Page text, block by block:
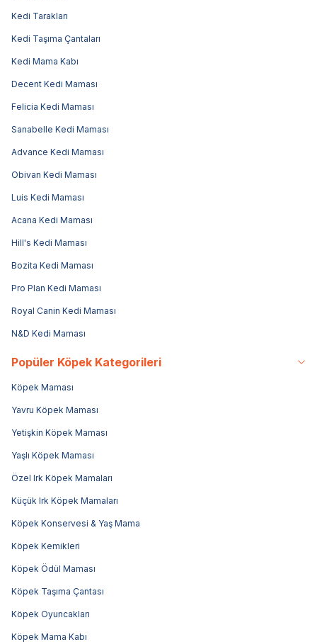
Kedi Tarakları
Kedi Taşıma Çantaları
Kedi Mama Kabı
Decent Kedi Maması
Felicia Kedi Maması
Sanabelle Kedi Maması
Advance Kedi Maması
Obivan Kedi Maması
Luis Kedi Maması
Acana Kedi Maması
Hill's Kedi Maması
Bozita Kedi Maması
Pro Plan Kedi Maması
Royal Canin Kedi Maması
N&D Kedi Maması
Popüler Köpek Kategorileri
Köpek Maması
Yavru Köpek Maması
Yetişkin Köpek Maması
Yaşlı Köpek Maması
Özel Irk Köpek Mamaları
Küçük Irk Köpek Mamaları
Köpek Konservesi & Yaş Mama
Köpek Kemikleri
Köpek Ödül Maması
Köpek Taşıma Çantası
Köpek Oyuncakları
Köpek Mama Kabı